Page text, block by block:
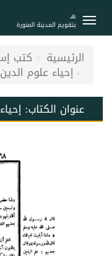
هـ
بتقويم المدينة المنورة
الرئيسية كتب
إحياء علوم
عنوان الكتاب: